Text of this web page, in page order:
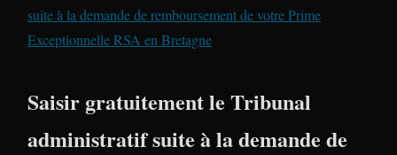
suite à la demande de remboursement de votre Prime
Exceptionnelle RSA en Bretagne
Saisir gratuitement le Tribunal
administratif suite à la demande de